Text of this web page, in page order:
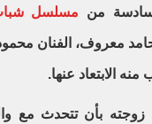
من مسلسل
معروف، الفنان
الابتعاد عنها.
بأن تتحدث مع